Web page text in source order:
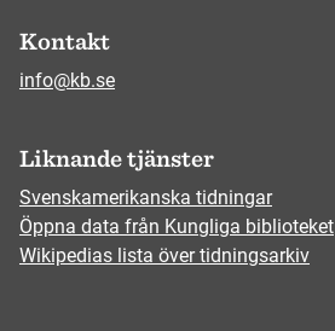
Kontakt
info@kb.se
Liknande tjänster
Svenskamerikanska tidningar
Öppna data från Kungliga biblioteket
Wikipedias lista över tidningsarkiv